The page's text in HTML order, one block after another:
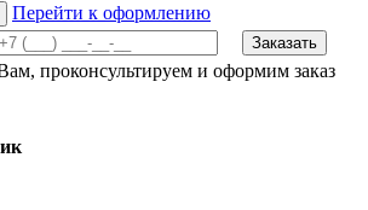
Перейти к оформлению
Заказать
проконсультируем и оформим заказ